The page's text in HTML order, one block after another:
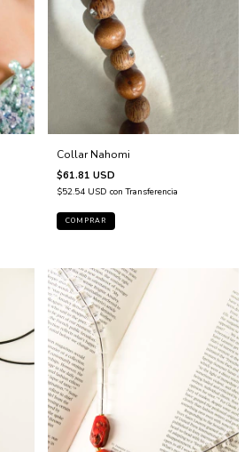
Collar Nahomi
$61.81 USD
$52.54 USD con Transferencia